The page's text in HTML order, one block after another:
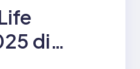
di